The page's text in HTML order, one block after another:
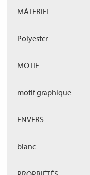
MÁTERIEL
Polyester
MOTIF
motif graphique
ENVERS
blanc